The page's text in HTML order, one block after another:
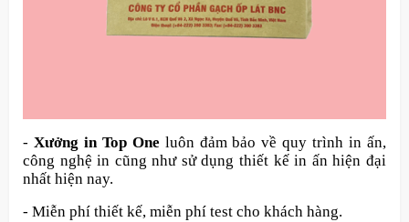
- Xưởng in Top One luôn đảm bảo về quy trình in ấn,
công nghệ in cũng như sử dụng thiết kế in ấn hiện đại
nhất hiện nay.
- Miễn phí thiết kế, miễn phí test cho khách hàng.